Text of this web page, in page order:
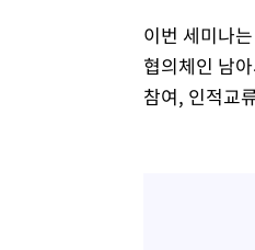
이번 세미나
협의체인 남
참여, 인적교